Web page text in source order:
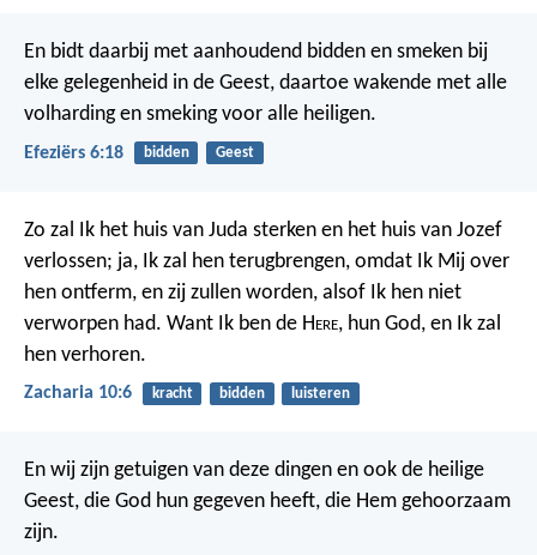
En bidt daarbij met aanhoudend bidden en smeken bij
elke gelegenheid in de Geest, daartoe wakende met alle
volharding en smeking voor alle heiligen.
Efeziërs 6:18 bidden Geest
Zo zal Ik het huis van Juda sterken en het huis van Jozef
verlossen; ja, Ik zal hen terugbrengen, omdat Ik Mij over
hen ontferm, en zij zullen worden, alsof Ik hen niet
verworpen had. Want Ik ben de Here, hun God, en Ik zal
hen verhoren.
Zacharia 10:6 kracht bidden luisteren
En wij zijn getuigen van deze dingen en ook de heilige
Geest, die God hun gegeven heeft, die Hem gehoorzaam
zijn.